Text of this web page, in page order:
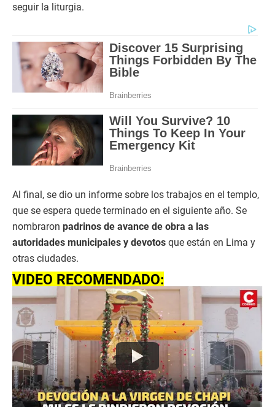
seguir la liturgia.
Al final, se dio un informe sobre los trabajos en el templo,
que se espera quede terminado en el siguiente año. Se
nombraron padrinos de avance de obra a las
autoridades municipales y devotos que están en Lima y
otras ciudades.
VIDEO RECOMENDADO: